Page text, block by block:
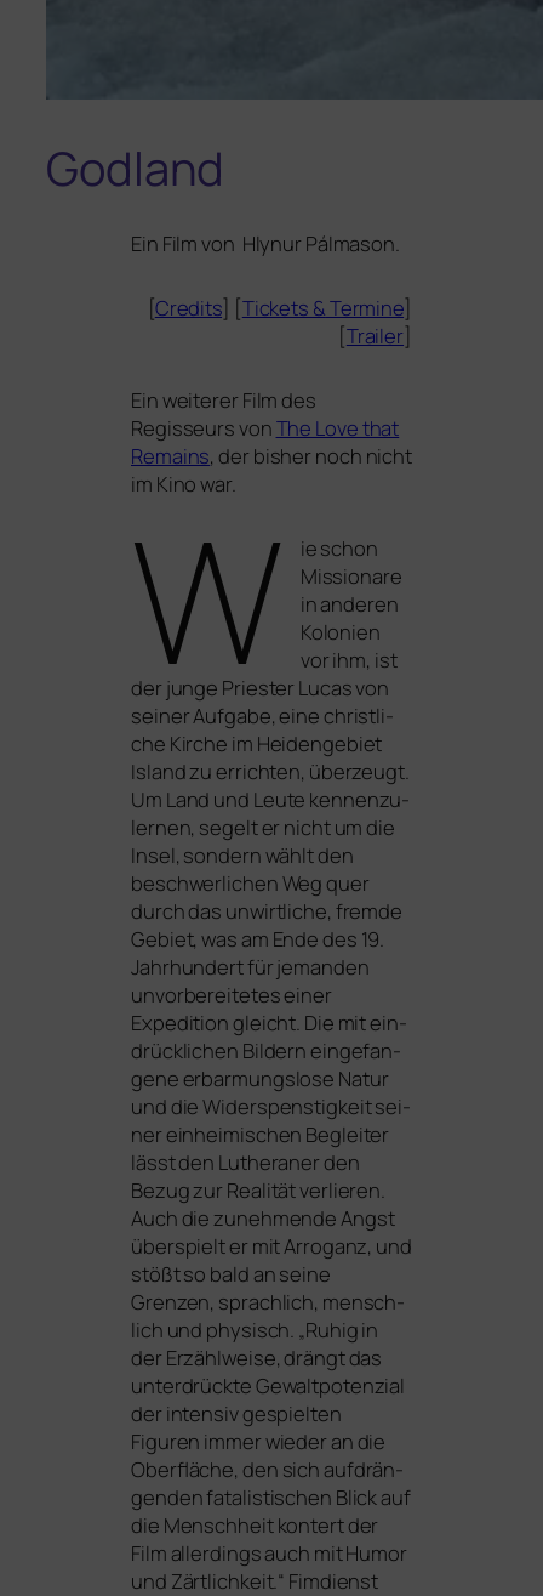
Godland
Ein Film von Hlynur Pálmason.
[Credits] [Tickets &Termine]
[Trailer]
Ein wei­te­rer Film des
Regisseurs vonThe Love that
Remains, der bis­her noch nicht
im Kino war.
W
ie schon
Missionare
in ande­ren
Kolonien
vor ihm, ist
der jun­ge Priester Lucas von
sei­ner Aufgabe, eine christ­li­
che Kirche im Heidengebiet
Island zu errich­ten, über­zeugt.
Um Land und Leute ken­nen­zu­
ler­nen, segelt er nicht um die
Insel, son­dern wählt den
beschwer­li­chen Weg quer
durch das unwirt­li­che, frem­de
Gebiet, was am Ende des 19.
Jahrhundert für jeman­den
unvor­be­rei­te­tes einer
Expedition gleicht. Die mit ein­
drück­li­chen Bildern ein­ge­fan­
ge­ne erbar­mungs­lo­se Natur
und die Widerspenstigkeit sei­
ner ein­hei­mi­schen Begleiter
lässt den Lutheraner den
Bezug zur Realität ver­lie­ren.
Auch die zuneh­men­de Angst
über­spielt er mit Arroganz, und
stößt so bald an sei­ne
Grenzen, sprach­lich, mensch­
lich und phy­sisch. „Ruhig in
der Erzählweise, drängt das
unter­drück­te Gewaltpotenzial
der inten­siv gespiel­ten
Figuren immer wie­der an die
Oberfläche, den sich auf­drän­
gen­den fata­lis­ti­schen Blick auf
die Menschheit kon­tert der
Film aller­dings auch mit Humor
und Zärtlichkeit.“ Fimdienst